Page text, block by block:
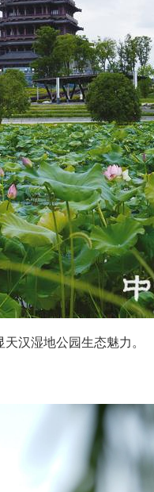
汉湿地公园生态魅力。